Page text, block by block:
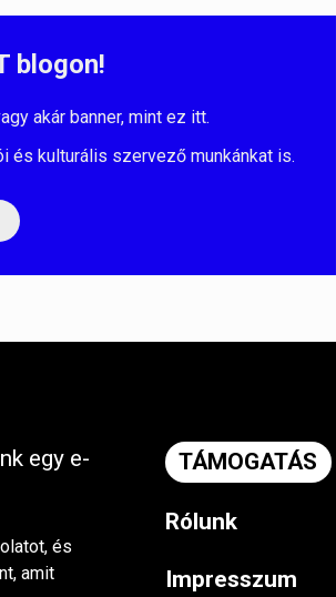
blogon!
akár banner, mint ez itt.
és kulturális szervező munkánkat is.
egy e-
és
amit
TÁMOGATÁS
Rólunk
Impresszum